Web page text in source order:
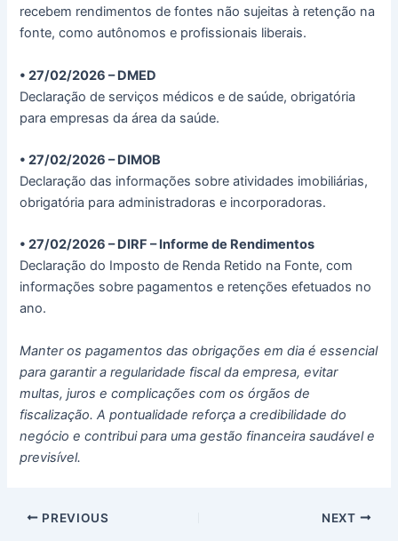
recebem rendimentos de fontes não sujeitas à retenção na
fonte, como autônomos e profissionais liberais.
• 27/02/2026 – DMED
Declaração de serviços médicos e de saúde, obrigatória
para empresas da área da saúde.
• 27/02/2026 – DIMOB
Declaração das informações sobre atividades imobiliárias,
obrigatória para administradoras e incorporadoras.
• 27/02/2026 – DIRF – Informe de Rendimentos
Declaração do Imposto de Renda Retido na Fonte, com
informações sobre pagamentos e retenções efetuados no
ano.
Manter os pagamentos das obrigações em dia é essencial
para garantir a regularidade fiscal da empresa, evitar
multas, juros e complicações com os órgãos de
fiscalização. A pontualidade reforça a credibilidade do
negócio e contribui para uma gestão financeira saudável e
previsível.
PREVIOUS NEXT